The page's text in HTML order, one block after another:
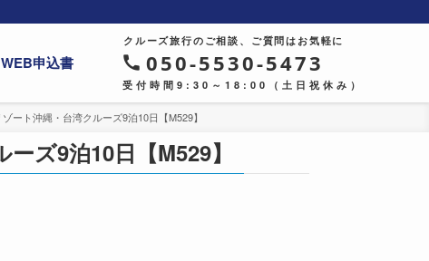
WEB申込書
クルーズ旅行のご相談、ご質問はお気軽に
050-5530-5473
受付時間9:30～18:00（土日祝休み）
ート沖縄・台湾クルーズ9泊10日【M529】
ズ9泊10日【M529】